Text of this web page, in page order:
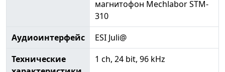
магнитофон Mechlabor STM-
310
Аудиоинтерфейс
ESI Juli@
Технические
1 ch, 24 bit, 96 kHz